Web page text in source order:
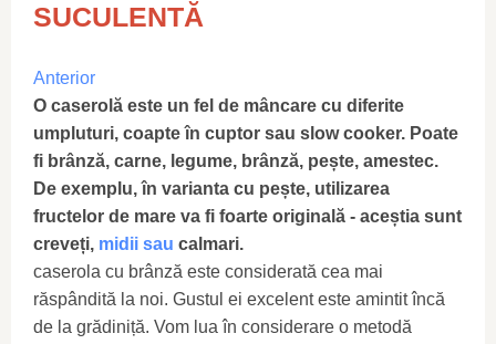
SUCULENTĂ
Anterior
O caserolă este un fel de mâncare cu diferite
umpluturi, coapte în cuptor sau slow cooker. Poate
fi brânză, carne, legume, brânză, pește, amestec.
De exemplu, în varianta cu pește, utilizarea
fructelor de mare va fi foarte originală - aceștia sunt
creveți, midii sau calmari.
caserola cu brânză este considerată cea mai
răspândită la noi. Gustul ei excelent este amintit încă
de la grădiniță. Vom lua în considerare o metodă